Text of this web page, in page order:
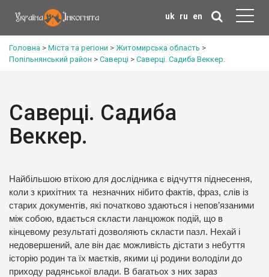
uk ru en
Головна > Міста та регіони > Житомирська область >
Попільнянський район > Саверці > Саверці. Садиба Веккер.
Саверці. Садиба
Веккер.
Найбільшою втіхою для дослідника є відчуття піднесення,
коли з крихітних та незначних нібито фактів, фраз, слів із
старих документів, які початково здаються і непов’язаними
між собою, вдається скласти ланцюжок подій, що в
кінцевому результаті дозволяють скласти пазл. Нехай і
недовершений, але він дає можливість дістати з небуття
історію родин та їх маєтків, якими ці родини володіли до
приходу радянської влади. В багатьох з них зараз